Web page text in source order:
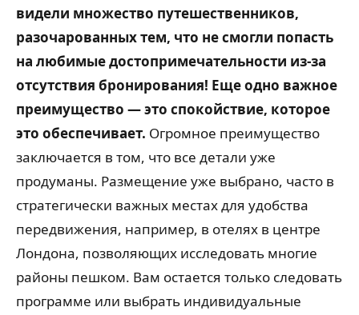
видели множество путешественников,
разочарованных тем, что не смогли попасть
на любимые достопримечательности из-за
отсутствия бронирования! Еще одно важное
преимущество — это спокойствие, которое
это обеспечивает. Огромное преимущество
заключается в том, что все детали уже
продуманы. Размещение уже выбрано, часто в
стратегически важных местах для удобства
передвижения, например, в отелях в центре
Лондона, позволяющих исследовать многие
районы пешком. Вам остается только следовать
программе или выбрать индивидуальные